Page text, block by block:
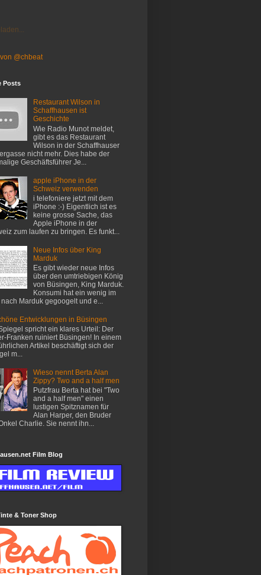
@chbeat
Posts
Restaurant Wilson in
Schaffhausen ist
Geschichte
Wie Radio Munot meldet,
gibt es das Restaurant
Wilson in der Schaffhauser
nicht mehr. Dies habe der
Geschäftsführer Je...
apple iPhone in der
Schweiz verwenden
i telefoniere jetzt mit dem
iPhone :-) Eigentlich ist es
keine grosse Sache, das
Apple iPhone in der
zum laufen zu bringen. Es funkt...
Neue Infos über King
Marduk
Es gibt wieder neue Infos
über den umtriebigen König
von Büsingen, King Marduk.
Konsumi hat ein wenig im
nach Marduk gegoogelt und e...
Entwicklungen in Büsingen
spricht ein klares Urteil: Der
Franken ruiniert Büsingen! In einem
Artikel beschäftigt sich der
m...
Wieso nennt Berta Alan
Zippy? Two and a half men
Putzfrau Berta hat bei "Two
and a half men" einen
lustigen Spitznamen für
Alan Harper, den Bruder
Charlie. Sie nennt ihn...
Film Blog
& Toner Shop